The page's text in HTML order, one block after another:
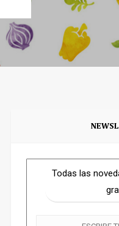
Todas las